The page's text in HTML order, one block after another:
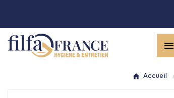

Entretien général
Accueil